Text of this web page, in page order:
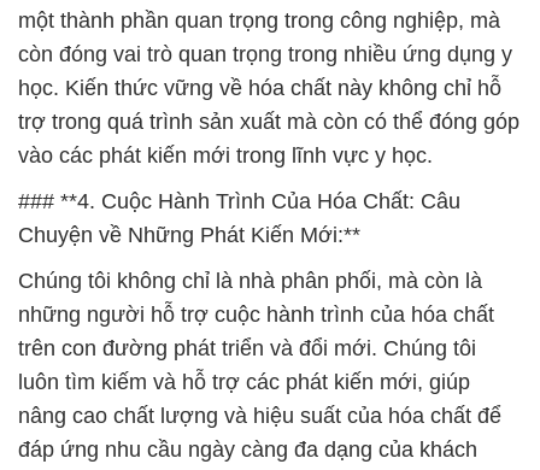
một thành phần quan trọng trong công nghiệp, mà
còn đóng vai trò quan trọng trong nhiều ứng dụng y
học. Kiến thức vững về hóa chất này không chỉ hỗ
trợ trong quá trình sản xuất mà còn có thể đóng góp
vào các phát kiến mới trong lĩnh vực y học.
### **4. Cuộc Hành Trình Của Hóa Chất: Câu
Chuyện về Những Phát Kiến Mới:**
Chúng tôi không chỉ là nhà phân phối, mà còn là
những người hỗ trợ cuộc hành trình của hóa chất
trên con đường phát triển và đổi mới. Chúng tôi
luôn tìm kiếm và hỗ trợ các phát kiến mới, giúp
nâng cao chất lượng và hiệu suất của hóa chất để
đáp ứng nhu cầu ngày càng đa dạng của khách